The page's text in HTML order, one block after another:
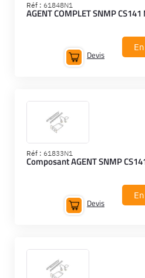
Réf : 61848N1
AGENT COMPLET SNMP
Devis
Réf : 61833N1
Composant AGENT SNMP
Devis